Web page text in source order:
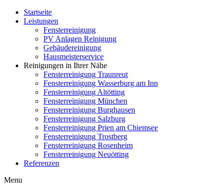
Zum
Inhalt
Startseite
Leistungen
Fensterreinigung
PV Anlagen Reinigung
Gebäudereinigung
Hausmeisterservice
Reinigungen in Ihrer Nähe
Fensterreinigung Traunreut
Fensterreinigung Wasserburg am Inn
Fensterreinigung Altötting
Fensterreinigung München
Fensterreinigung Burghausen
Fensterreinigung Salzburg
Fensterreinigung Prien am Chiemsee
Fensterreinigung Trostberg
Fensterreinigung Rosenheim
Fensterreinigung Neuötting
Referenzen
Menu